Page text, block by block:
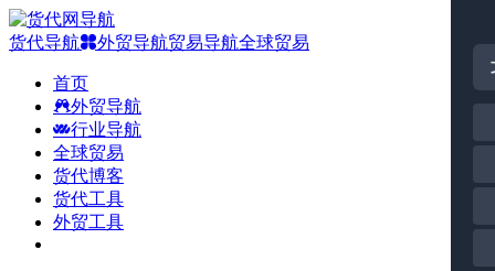
货代导航 外贸导航贸易导航全球贸易
首页
外贸导航
行业导航
全球贸易
货代博客
货代工具
外贸工具